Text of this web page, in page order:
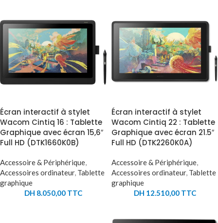
Écran interactif à stylet
Wacom Cintiq 16 : Tablette
Graphique avec écran 15,6″
Full HD (DTK1660K0B)
Accessoire & Périphérique,
Accessoires ordinateur, Tablette
graphique
DH 8.050,00 TTC
Écran interactif à stylet
Wacom Cintiq 22 : Tablette
Graphique avec écran 21.5″
Full HD (DTK2260K0A)
Accessoire & Périphérique,
Accessoires ordinateur, Tablette
graphique
DH 12.510,00TTC